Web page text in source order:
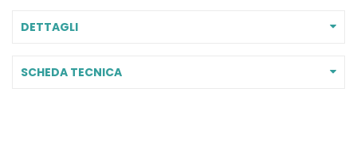
DETTAGLI
SCHEDA TECNICA